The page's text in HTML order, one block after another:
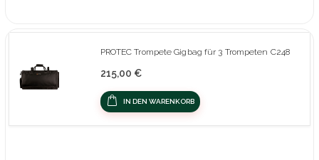
PROTEC Trompete Gigbag für 3 Trompeten C248
215,00 €
IN DEN WARENKORB